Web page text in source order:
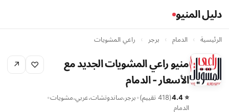
دليل المنيو
الرئيسية › الدمام › برجر › راعي المشويات
منيو راعي المشويات الجديد مع
الأسعار - الدمام
⭐ 4.4 (418 تقييم) •برجر،ساندوتشات،عربي،مشويات•
الدمام
♡
↗